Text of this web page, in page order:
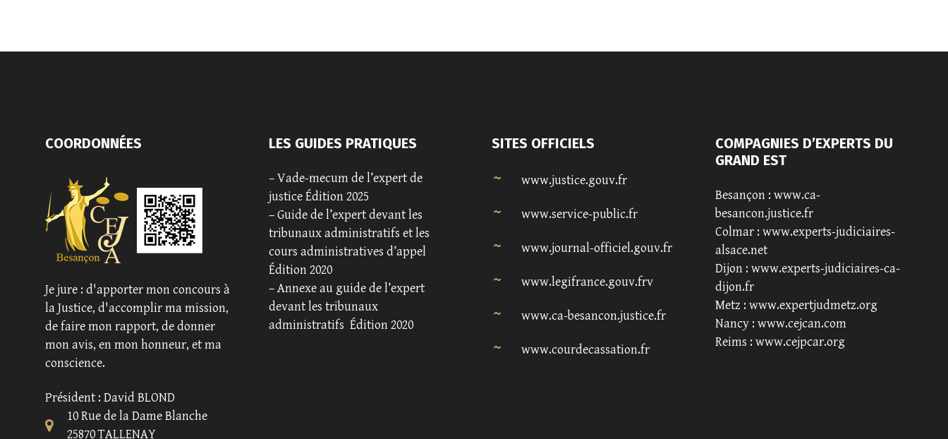
COORDONNÉES
Je jure : d'apporter mon concours à
la Justice, d'accomplir ma mission,
de faire mon rapport, de donner
mon avis, en mon honneur, et ma
conscience.
Président : David BLOND
10 Rue de la Dame Blanche
25870 TALLENAY
LES GUIDES PRATIQUES
–Vade-mecum de l’expert de
justice Édition 2025
–Guide de l’expert devant les
tribunaux administratifs et les
cours administratives d’appel
Édition 2020
–Annexe au guide de l’expert
devant les tribunaux
administratifs Édition 2020
SITES OFFICIELS
www.justice.gouv.fr
www.service-public.fr
www.journal-officiel.gouv.fr
www.legifrance.gouv.frv
www.ca-besancon.justice.fr
www.courdecassation.fr
COMPAGNIES D’EXPERTS DU
GRAND EST
Besançon : www.ca-
besancon.justice.fr
Colmar : www.experts-judiciaires-
alsace.net
Dijon : www.experts-judiciaires-ca-
dijon.fr
Metz : www.expertjudmetz.org
Nancy : www.cejcan.com
Reims : www.cejpcar.org